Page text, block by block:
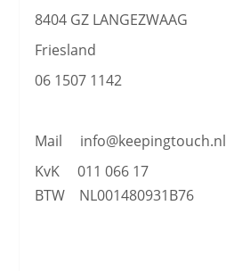
8404 GZ LANGEZWAAG
Friesland
06 1507 1142
Mail info@keepingtouch.nl
KvK 011 066 17
BTW NL001480931B76